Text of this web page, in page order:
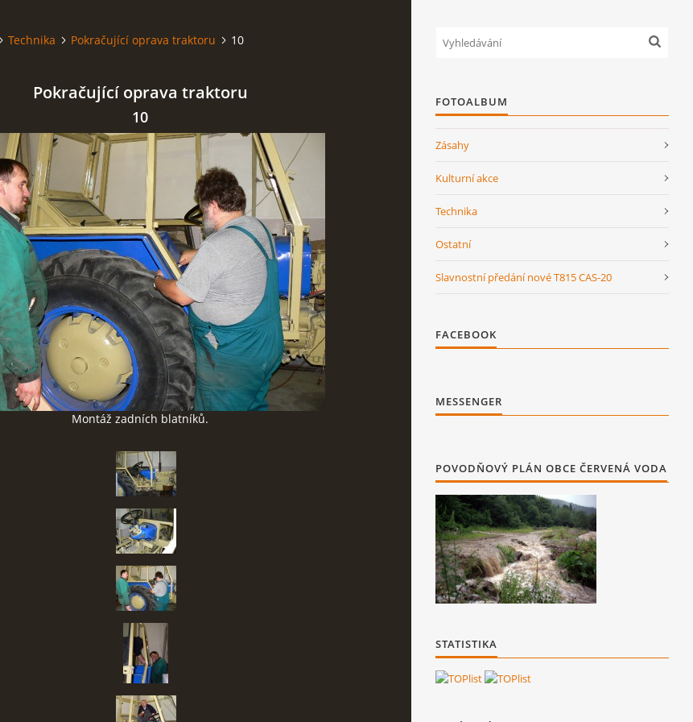
Technika Pokračující oprava traktoru 10
Pokračující oprava traktoru
10
Montáž zadních blatníků.
FOTOALBUM
Zásahy
Kulturní akce
Technika
Ostatní
Slavnostní předání nové T815 CAS-20
FACEBOOK
MESSENGER
POVODŇOVÝ PLÁN OBCE ČERVENÁ VODA
STATISTIKA